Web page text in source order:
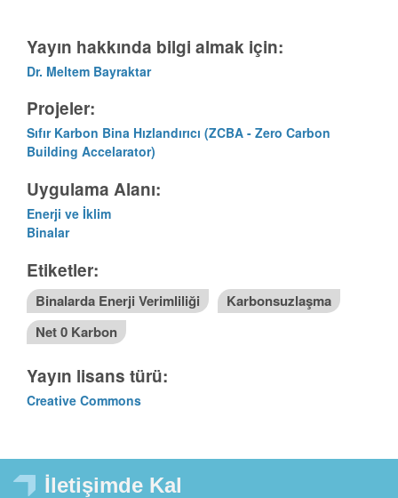
Yayın hakkında bilgi almak için:
Dr. Meltem Bayraktar
Projeler:
Sıfır Karbon Bina Hızlandırıcı ㅤㅤㅤㅤㅤㅤ(ZCBA - Zero Carbon
Building Accelarator)
Uygulama Alanı:
Enerji ve İklim
Binalar
Etiketler:
Binalarda Enerji Verimliliği
Karbonsuzlaşma
Net 0 Karbon
Yayın lisans türü:
Creative Commons
İletişimde Kal